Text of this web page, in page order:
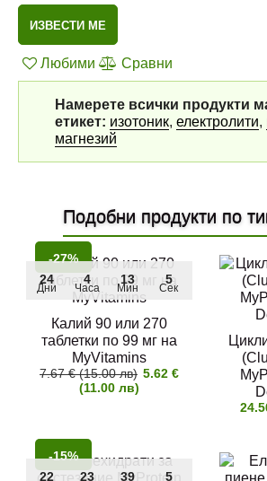
ИЗВЕСТИ МЕ
Любими Сравни
Намерете всички продукти
етикет: изотоник, електролити,
магнезий
Подобни продукти по
-27%
24
Дни
4
Часа
13
Мин
4
Сек
Калий 90 или 270
таблетки по 99 мг на
MyVitamins
7.67 € (15.00 лв) 5.62 €
(11.00 лв)
-15%
22
23 39 4